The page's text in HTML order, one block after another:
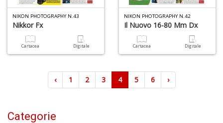
NIKON PHOTOGRAPHY N.43
Nikkor Fx
Cartacea Digitale
NIKON PHOTOGRAPHY N.42
Il Nuovo 16-80 Mm Dx
Cartacea Digitale
‹ 1 2 3 4 5 6 ›
Categorie